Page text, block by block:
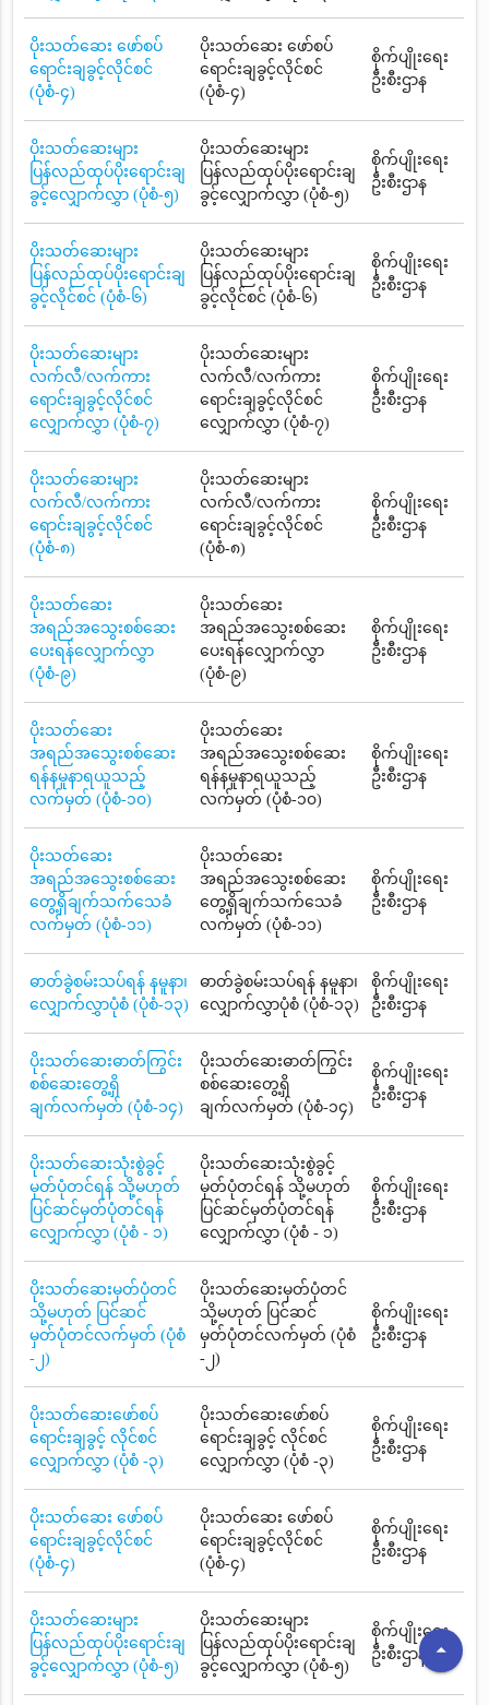
ပိုးသတ်ဆေး ဖော်စပ်
ရောင်းချခွင့်လိုင်စင်
(ပုံစံ-၄)
ပိုးသတ်ဆေး ဖော်စပ်
ရောင်းချခွင့်လိုင်စင်
(ပုံစံ-၄)
စိုက်ပျိုးရေး
ဦးစီးဌာန
ပိုးသတ်ဆေးများ
ပြန်လည်ထုပ်ပိုးရောင်းချ
ခွင့်လျှောက်လွှာ (ပုံစံ-၅)
ပိုးသတ်ဆေးများ
ပြန်လည်ထုပ်ပိုးရောင်းချ
ခွင့်လျှောက်လွှာ (ပုံစံ-၅)
စိုက်ပျိုးရေး
ဦးစီးဌာန
ပိုးသတ်ဆေးများ
ပြန်လည်ထုပ်ပိုးရောင်းချ
ခွင့်လိုင်စင် (ပုံစံ-၆)
ပိုးသတ်ဆေးများ
ပြန်လည်ထုပ်ပိုးရောင်းချ
ခွင့်လိုင်စင် (ပုံစံ-၆)
စိုက်ပျိုးရေး
ဦးစီးဌာန
ပိုးသတ်ဆေးများ
လက်လီ/လက်ကား
ရောင်းချခွင့်လိုင်စင်
လျှောက်လွှာ (ပုံစံ-၇)
ပိုးသတ်ဆေးများ
လက်လီ/လက်ကား
ရောင်းချခွင့်လိုင်စင်
လျှောက်လွှာ (ပုံစံ-၇)
စိုက်ပျိုးရေး
ဦးစီးဌာန
ပိုးသတ်ဆေးများ
လက်လီ/လက်ကား
ရောင်းချခွင့်လိုင်စင်
(ပုံစံ-၈)
ပိုးသတ်ဆေးများ
လက်လီ/လက်ကား
ရောင်းချခွင့်လိုင်စင်
(ပုံစံ-၈)
စိုက်ပျိုးရေး
ဦးစီးဌာန
ပိုးသတ်ဆေး
အရည်အသွေးစစ်ဆေး
ပေးရန်လျှောက်လွှာ
(ပုံစံ-၉)
ပိုးသတ်ဆေး
အရည်အသွေးစစ်ဆေး
ပေးရန်လျှောက်လွှာ
(ပုံစံ-၉)
စိုက်ပျိုးရေး
ဦးစီးဌာန
ပိုးသတ်ဆေး
အရည်အသွေးစစ်ဆေး
ရန်နမူနာရယူသည့်
လက်မှတ် (ပုံစံ-၁၀)
ပိုးသတ်ဆေး
အရည်အသွေးစစ်ဆေး
ရန်နမူနာရယူသည့်
လက်မှတ် (ပုံစံ-၁၀)
စိုက်ပျိုးရေး
ဦးစီးဌာန
ပိုးသတ်ဆေး
အရည်အသွေးစစ်ဆေး
တွေ့ရှိချက်သက်သေခံ
လက်မှတ် (ပုံစံ-၁၁)
ပိုးသတ်ဆေး
အရည်အသွေးစစ်ဆေး
တွေ့ရှိချက်သက်သေခံ
လက်မှတ် (ပုံစံ-၁၁)
စိုက်ပျိုးရေး
ဦးစီးဌာန
ဓာတ်ခွဲစမ်းသပ်ရန် နမူနာ၊
လျှောက်လွှာပုံစံ (ပုံစံ-၁၃)
ဓာတ်ခွဲစမ်းသပ်ရန် နမူနာ၊
လျှောက်လွှာပုံစံ (ပုံစံ-၁၃)
စိုက်ပျိုးရေး
ဦးစီးဌာန
ပိုးသတ်ဆေးဓာတ်ကြွင်း
စစ်ဆေးတွေ့ရှိ
ချက်လက်မှတ် (ပုံစံ-၁၄)
ပိုးသတ်ဆေးဓာတ်ကြွင်း
စစ်ဆေးတွေ့ရှိ
ချက်လက်မှတ် (ပုံစံ-၁၄)
စိုက်ပျိုးရေး
ဦးစီးဌာန
ပိုးသတ်ဆေးသုံးစွဲခွင့်
မှတ်ပုံတင်ရန် သို့မဟုတ်
ပြင်ဆင်မှတ်ပုံတင်ရန်
လျှောက်လွှာ (ပုံစံ - ၁)
ပိုးသတ်ဆေးသုံးစွဲခွင့်
မှတ်ပုံတင်ရန် သို့မဟုတ်
ပြင်ဆင်မှတ်ပုံတင်ရန်
လျှောက်လွှာ (ပုံစံ - ၁)
စိုက်ပျိုးရေး
ဦးစီးဌာန
ပိုးသတ်ဆေးမှတ်ပုံတင်
သို့မဟုတ် ပြင်ဆင်
မှတ်ပုံတင်လက်မှတ် (ပုံစံ
-၂)
ပိုးသတ်ဆေးမှတ်ပုံတင်
သို့မဟုတ် ပြင်ဆင်
မှတ်ပုံတင်လက်မှတ် (ပုံစံ
-၂)
စိုက်ပျိုးရေး
ဦးစီးဌာန
ပိုးသတ်ဆေးဖော်စပ်
ရောင်းချခွင့် လိုင်စင်
လျှောက်လွှာ (ပုံစံ -၃)
ပိုးသတ်ဆေးဖော်စပ်
ရောင်းချခွင့် လိုင်စင်
လျှောက်လွှာ (ပုံစံ -၃)
စိုက်ပျိုးရေး
ဦးစီးဌာန
ပိုးသတ်ဆေး ဖော်စပ်
ရောင်းချခွင့်လိုင်စင်
(ပုံစံ-၄)
ပိုးသတ်ဆေး ဖော်စပ်
ရောင်းချခွင့်လိုင်စင်
(ပုံစံ-၄)
စိုက်ပျိုးရေး
ဦးစီးဌာန
ပိုးသတ်ဆေးများ
ပြန်လည်ထုပ်ပိုးရောင်းချ
ခွင့်လျှောက်လွှာ (ပုံစံ-၅)
ပိုးသတ်ဆေးများ
ပြန်လည်ထုပ်ပိုးရောင်းချ
ခွင့်လျှောက်လွှာ (ပုံစံ-၅)
စိုက်ပျိုးရေး
ဦးစီးဌာန
arrow_drop_up